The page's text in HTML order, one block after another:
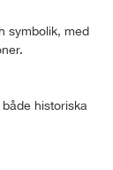
symbolik, med
historiska